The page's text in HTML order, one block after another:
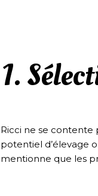
1.
Ricci ne se contente
potentiel d’élevage
mentionne que les